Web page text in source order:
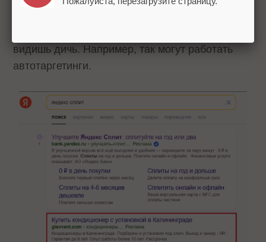
видишь дичь. Например, так могут работать
автотаргетинги.